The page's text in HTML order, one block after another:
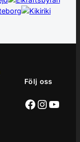
Följ oss
Facebook